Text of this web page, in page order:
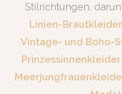
Stilrichtungen,
Linien-Brautkleider
Vintage- und Boho-
Prinzessinnenkleider